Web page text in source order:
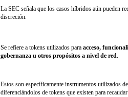
La SEC señala que los casos híbridos aún pueden
discreción.
Se refiere a tokens utilizados para acceso,
gobernanza u otros propósitos a nivel de red.
Estos son específicamente instrumentos utilizados
diferenciándolos de tokens que existen para